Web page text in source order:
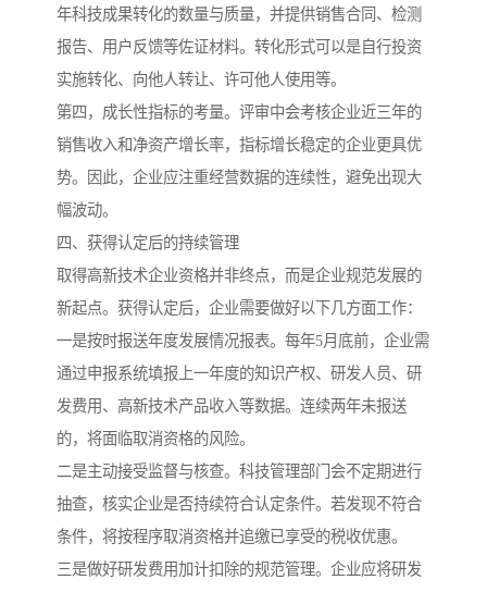
年科技成果转化的数量与质量，并提供销售合同、检测
报告、用户反馈等佐证材料。转化形式可以是自行投资
实施转化、向他人转让、许可他人使用等。
第四，成长性指标的考量。评审中会考核企业近三年的
销售收入和净资产增长率，指标增长稳定的企业更具优
势。因此，企业应注重经营数据的连续性，避免出现大
幅波动。
四、获得认定后的持续管理
取得高新技术企业资格并非终点，而是企业规范发展的
新起点。获得认定后，企业需要做好以下几方面工作：
一是按时报送年度发展情况报表。每年5月底前，企业需
通过申报系统填报上一年度的知识产权、研发人员、研
发费用、高新技术产品收入等数据。连续两年未报送
的，将面临取消资格的风险。
二是主动接受监督与核查。科技管理部门会不定期进行
抽查，核实企业是否持续符合认定条件。若发现不符合
条件，将按程序取消资格并追缴已享受的税收优惠。
三是做好研发费用加计扣除的规范管理。企业应将研发